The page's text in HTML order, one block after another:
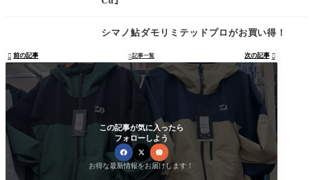
シマノ鮎ダモリミテッドプロがお買い得！
 前の記事 記事一覧 次の記事 
この記事が気に入ったら
フォローしよう
お得な最新情報をお届けします！